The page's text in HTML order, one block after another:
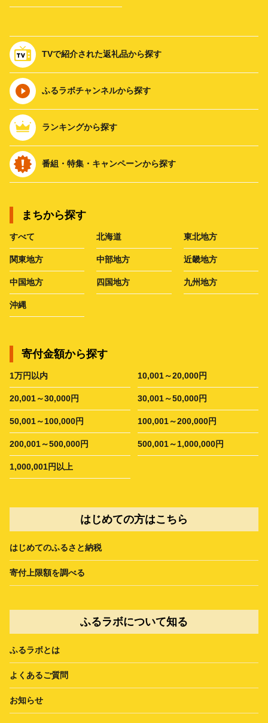
TVで紹介された返礼品から探す
ふるラボチャンネルから探す
ランキングから探す
番組・特集・キャンペーンから探す
まちから探す
すべて 北海道 東北地方
関東地方 中部地方 近畿地方
中国地方 四国地方 九州地方
沖縄
寄付金額から探す
1万円以内 10,001～20,000円
20,001～30,000円 30,001～50,000円
50,001～100,000円 100,001～200,000円
200,001～500,000円 500,001～1,000,000円
1,000,001円以上
はじめての方はこちら
はじめてのふるさと納税
寄付上限額を調べる
ふるラボについて知る
ふるラボとは
よくあるご質問
お知らせ